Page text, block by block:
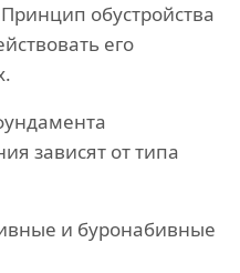
обустройства
его
зависят от типа
и буронабивные